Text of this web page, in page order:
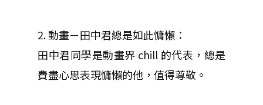
2. 動畫－田中君總是如此慵懶：
田中君同學是動畫界 chill 的代表，總是
費盡心思表現慵懶的他，值得尊敬。